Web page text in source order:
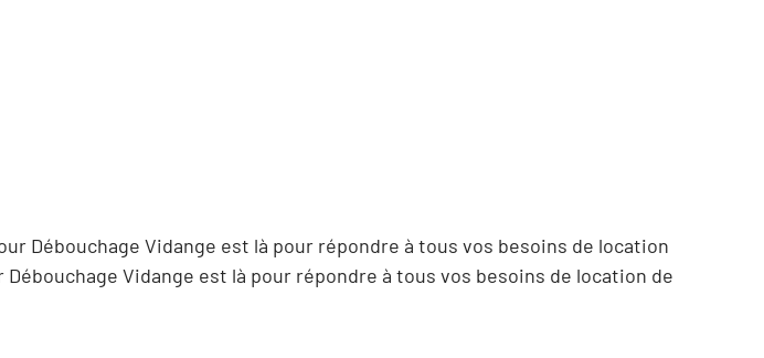
Débouchage Vidange est là pour répondre à tous vos besoins de location
Vidange est là pour répondre à tous vos besoins de location de